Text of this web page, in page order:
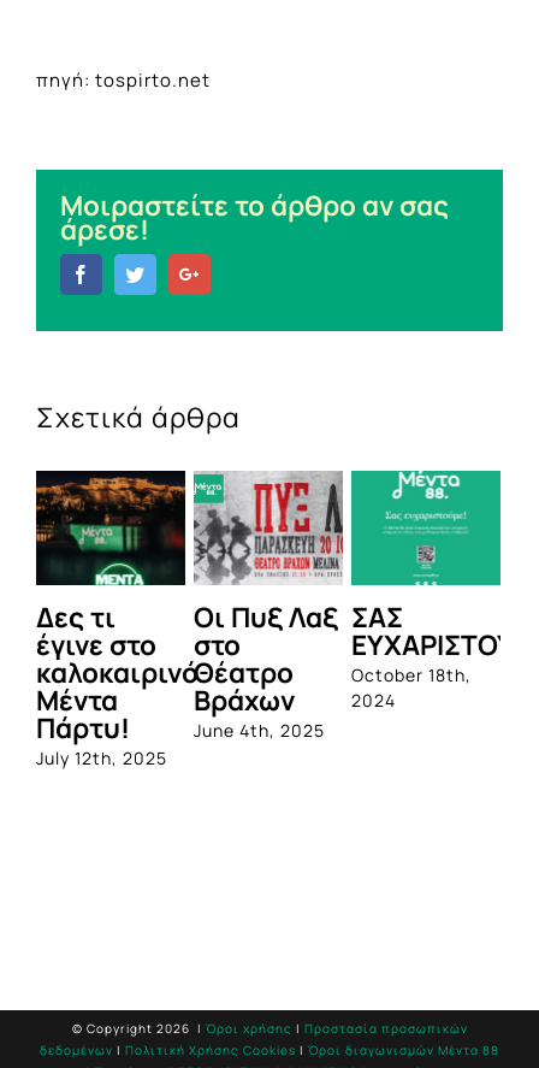
πηγή: tospirto.net
Μοιραστείτε το άρθρο αν σας
άρεσε!
FacebookTwitter
Σχετικά άρθρα
Δες τι
έγινε στο
καλοκαιρινό
Μέντα
Πάρτυ!
July 12th, 2025
Οι Πυξ Λαξ
στο
Θέατρο
Βράχων
June 4th, 2025
ΣΑΣ
October 18th,
2024
© Copyright 2026 | Όροι χρήσης | Προστασία προσωπικών
δεδομένων | Πολιτική Χρήσης Cookies | Όροι διαγωνισμών Mέντα 88